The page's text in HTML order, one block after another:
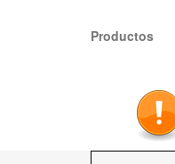
Productos